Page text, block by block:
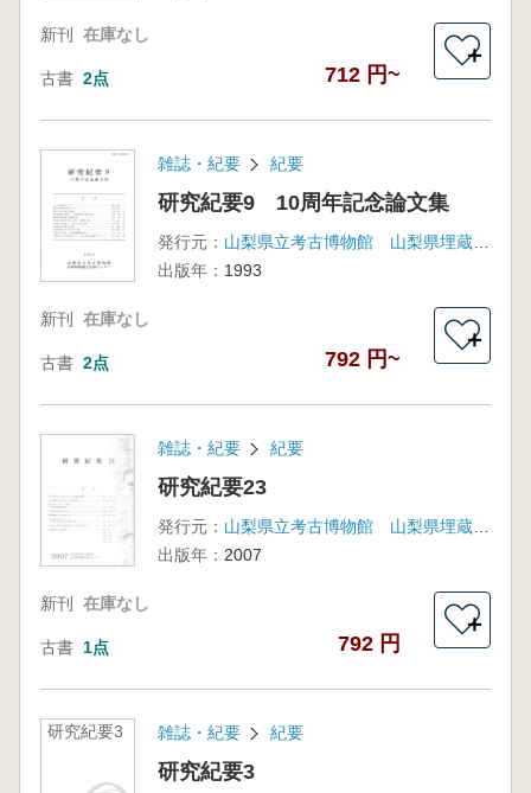
新刊 在庫なし
古書 2点 712 円~
＋
雑誌・紀要 紀要
研究紀要9 10周年記念論文集
発行元：
山梨県立考古博物館 山梨県埋蔵文化財センター
出版年： 1993
新刊 在庫なし
古書 2点 792 円~
＋
雑誌・紀要 紀要
研究紀要23
発行元：
山梨県立考古博物館 山梨県埋蔵文化財センター
出版年： 2007
新刊 在庫なし
古書 1点 792 円
＋
研究紀要3 雑誌・紀要 紀要
研究紀要3